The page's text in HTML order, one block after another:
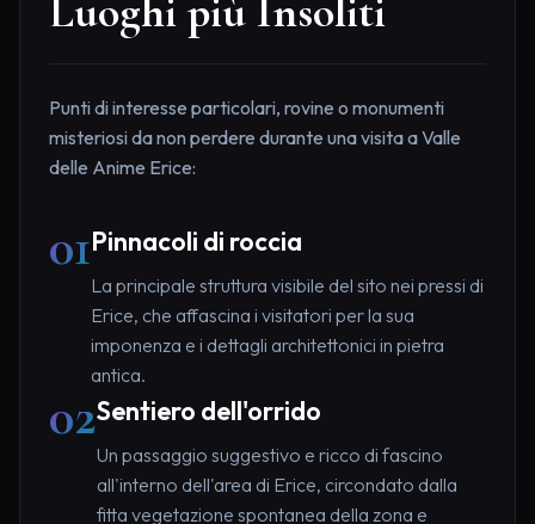
Luoghi più Insoliti
Punti di interesse particolari, rovine o monumenti
misteriosi da non perdere durante una visita a Valle
delle Anime Erice:
01Pinnacoli di roccia
La principale struttura visibile del sito nei pressi di
Erice, che affascina i visitatori per la sua
imponenza e i dettagli architettonici in pietra
antica.
02Sentiero dell'orrido
Un passaggio suggestivo e ricco di fascino
all'interno dell'area di Erice, circondato dalla
fitta vegetazione spontanea della zona e